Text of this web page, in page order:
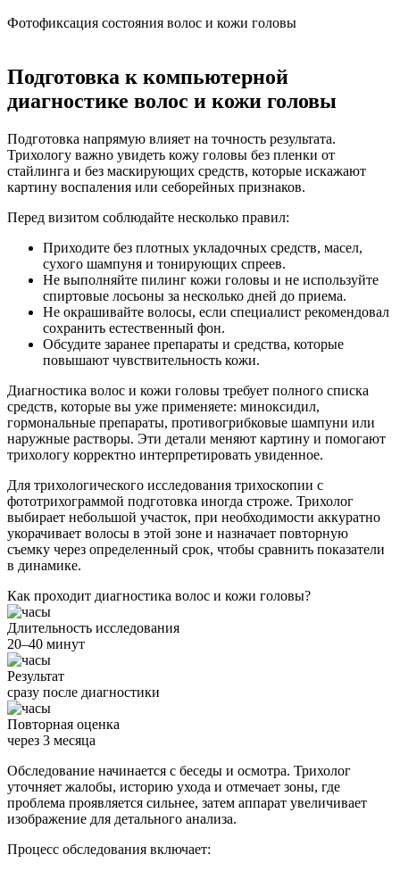
Фотофиксация состояния волос и кожи головы
Подготовка к компьютерной
диагностике волос и кожи головы
Подготовка напрямую влияет на точность результата.
Трихологу важно увидеть кожу головы без пленки от
стайлинга и без маскирующих средств, которые искажают
картину воспаления или себорейных признаков.
Перед визитом соблюдайте несколько правил:
Приходите без плотных укладочных средств, масел,
сухого шампуня и тонирующих спреев.
Не выполняйте пилинг кожи головы и не используйте
спиртовые лосьоны за несколько дней до приема.
Не окрашивайте волосы, если специалист рекомендовал
сохранить естественный фон.
Обсудите заранее препараты и средства, которые
повышают чувствительность кожи.
Диагностика волос и кожи головы требует полного списка
средств, которые вы уже применяете: миноксидил,
гормональные препараты, противогрибковые шампуни или
наружные растворы. Эти детали меняют картину и помогают
трихологу корректно интерпретировать увиденное.
Для трихологического исследования трихоскопии с
фототрихограммой подготовка иногда строже. Трихолог
выбирает небольшой участок, при необходимости аккуратно
укорачивает волосы в этой зоне и назначает повторную
съемку через определенный срок, чтобы сравнить показатели
в динамике.
Как проходит диагностика волос и кожи головы?
Длительность исследования
20–40 минут
Результат
сразу после диагностики
Повторная оценка
через 3 месяца
Обследование начинается с беседы и осмотра. Трихолог
уточняет жалобы, историю ухода и отмечает зоны, где
проблема проявляется сильнее, затем аппарат увеличивает
изображение для детального анализа.
Процесс обследования включает: